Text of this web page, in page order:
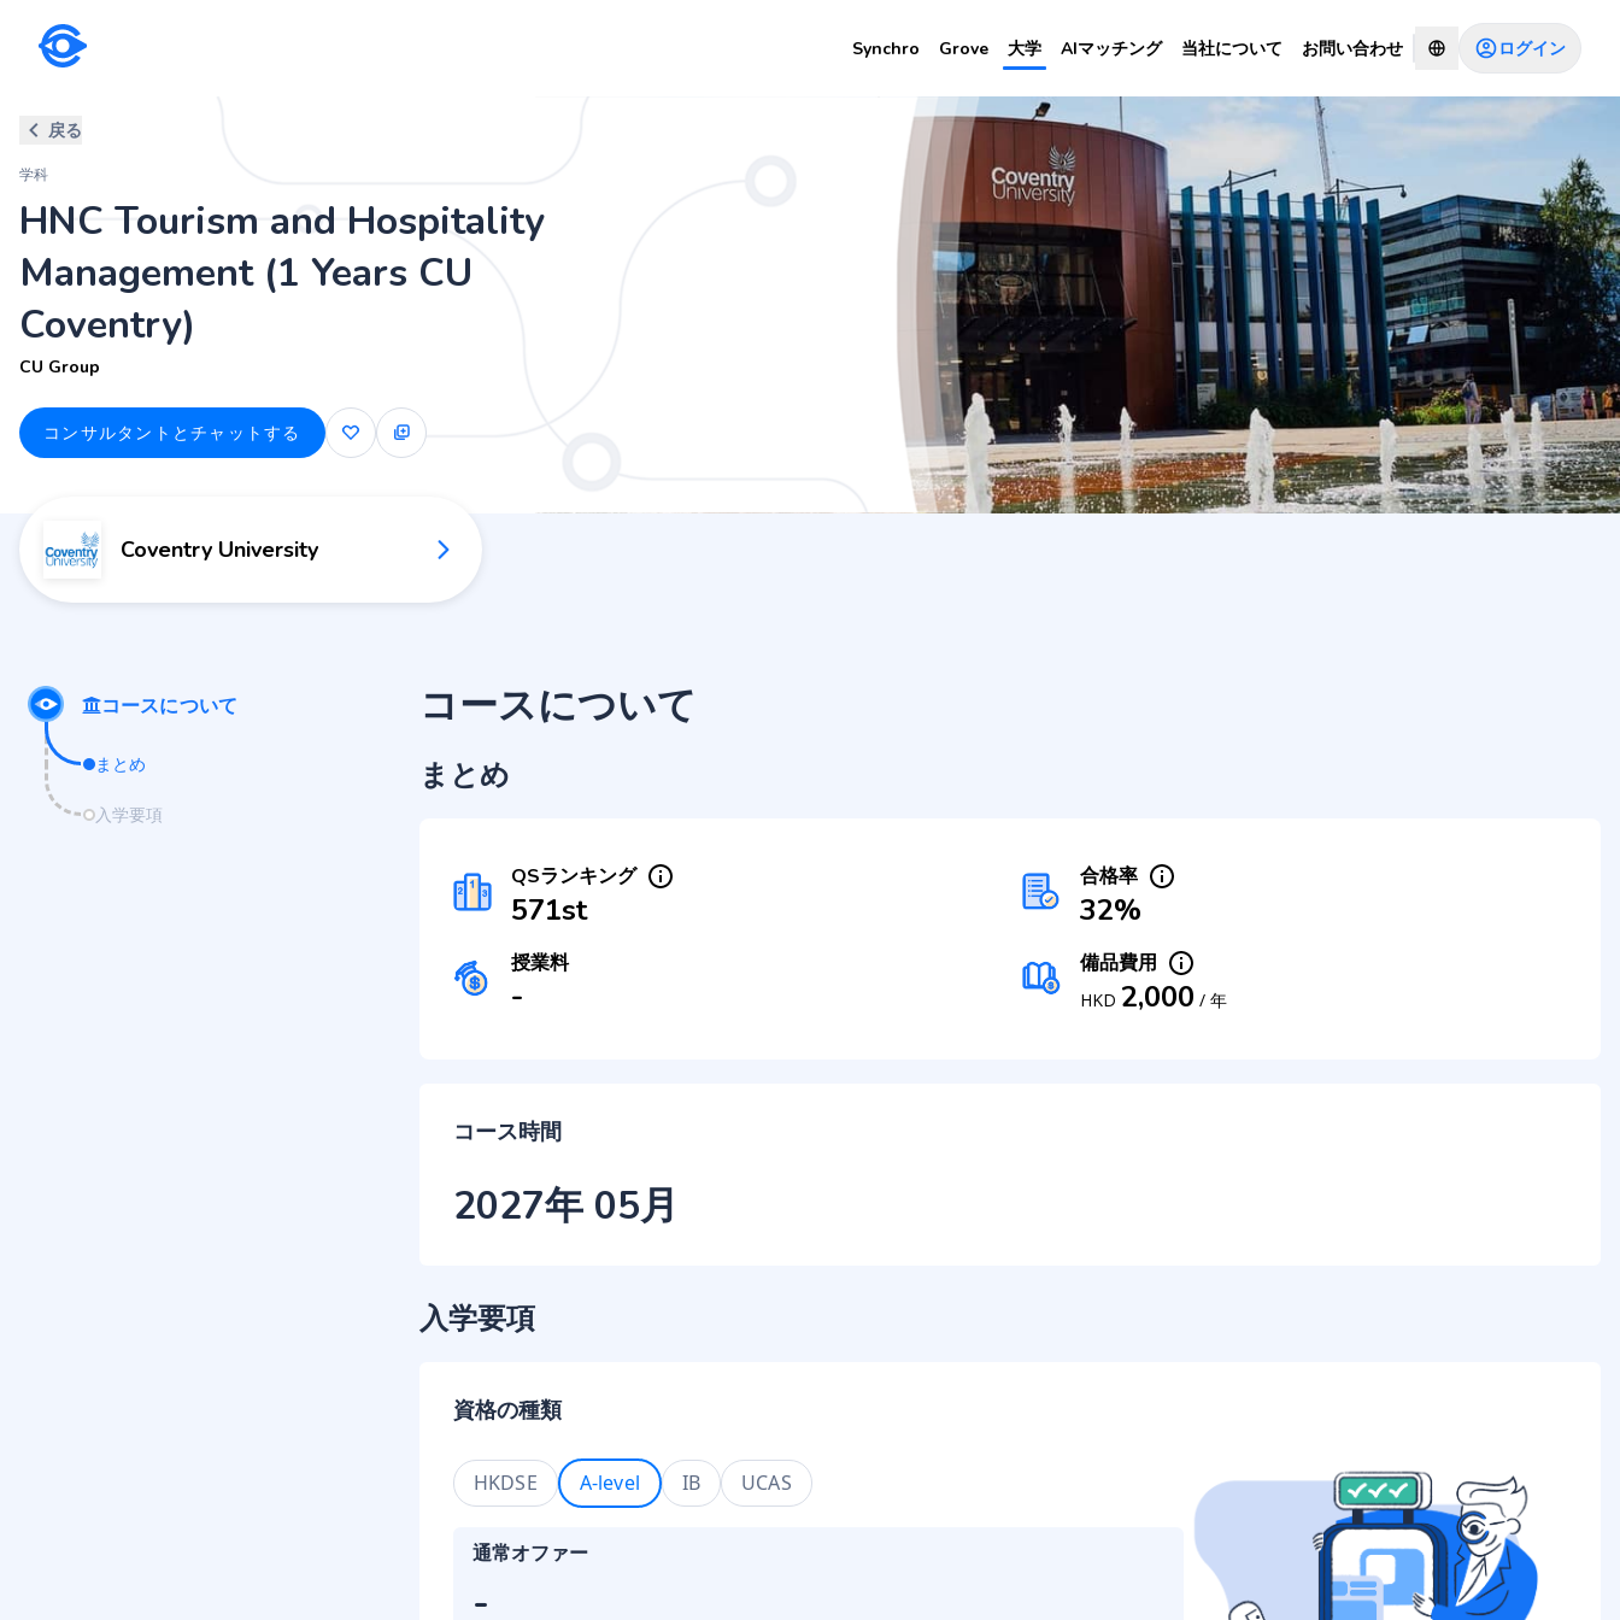
Synchro Grove 大学 AIマッチング 当社について お問い合わせ ログイン
HNC Tourism and Hospitality Management (1 Years CU Coventry) コンサルタントとチャットする
戻る
学科
HNC Tourism and Hospitality
Management (1 Years CU
Coventry)
CU Group
コンサルタントとチャットする
Coventry University
コースについて
まとめ
入学要項
コースについて
まとめ
QSランキング
571st
合格率
32%
授業料
-
備品費用
HKD 2,000 /年
コース時間
2027年 05月
入学要項
資格の種類
HKDSE A-level IB UCAS
通常オファー
-